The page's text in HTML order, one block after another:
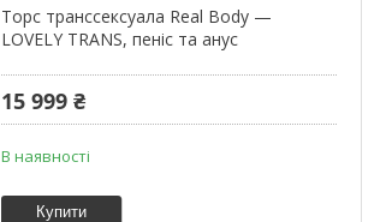
Торс транссексуала Real Body —
LOVELY TRANS, пеніс та анус
15 999 ₴
В наявності
Купити